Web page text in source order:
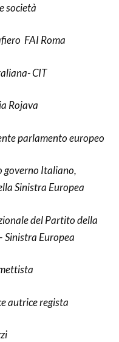
società
FAI Roma
CIT
Rojava
parlamento europeo
governo Italiano,
Sinistra Europea
del Partito della
Sinistra Europea
autrice regista